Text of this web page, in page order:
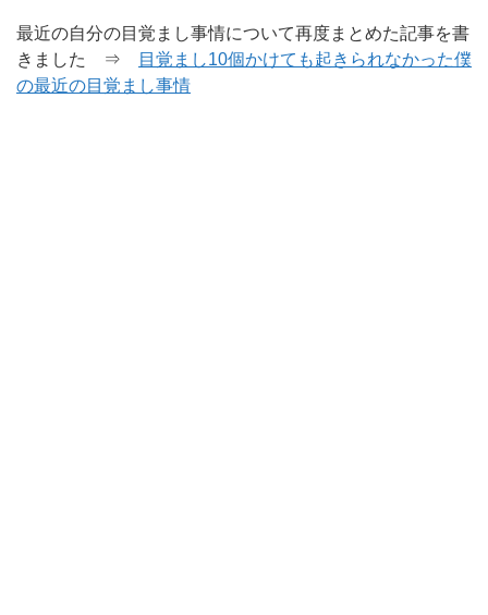
最近の自分の目覚まし事情について再度まとめた記事を書
きました ⇒
目覚まし10個かけても起きられなかった僕
の最近の目覚まし事情